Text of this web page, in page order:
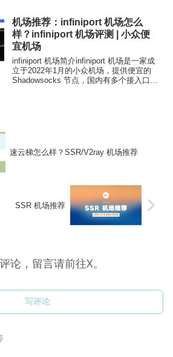
用的解锁节点...
机场推荐：infiniport 机场怎么
样？infiniport 机场评测 | 小众便
宜机场
infiniport 机场简介infiniport 机场是一家成
立于2022年1月的小众机场，提供便宜的
Shadowsocks 节点，国内有多个接入口，
速云梯怎么样？SSR/V2ray 机场推荐
SSR 机场推荐
论，留言请前往X。
写评论